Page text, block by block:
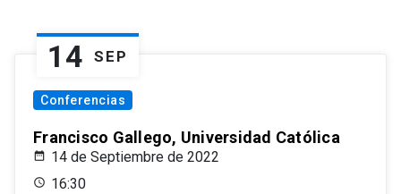
14 SEP
Conferencias
Francisco Gallego, Universidad Católica
14 de Septiembre de 2022
16:30